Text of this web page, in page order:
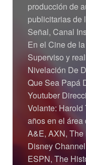
producción de
publicitarias de
Señal, Canal
En el Cine de
Superviso y
Nivelación De
Que Sea Papá
Youtuber
Volante: Harold
años en el área
A&E, AXN,
Disney
ESPN, The